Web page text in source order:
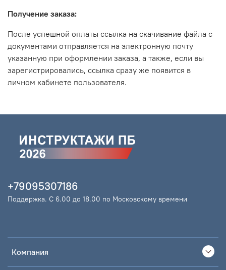
Получение заказа:
После успешной оплаты ссылка на скачивание файла с
документами отправляется на электронную почту
указанную при оформлении заказа, а также, если вы
зарегистрировались, ссылка сразу же появится в
личном кабинете пользователя.
Компания
+79095307186
Поддержка. С 6.00 до 18.00 по Московскому времени